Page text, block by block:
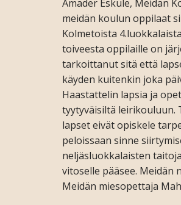
Amader Eskule, Meidän
meidän koulun oppilaat
Kolmetoista
toiveesta oppilaille on
tarkoittanut sitä että
käyden kuitenkin joka
Haastattelin lapsia ja
tyytyväisiltä leirikouluun.
lapset eivät opiskele
peloissaan sinne
neljäsluokkalaisten
vitoselle pääsee. Meidän
Meidän miesopettaja